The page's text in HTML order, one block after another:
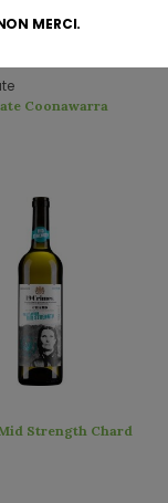
MERCI.
Coonawarra
Strength Chard
7%